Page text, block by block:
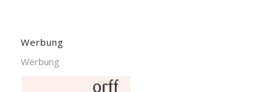
Werbung
Werbung